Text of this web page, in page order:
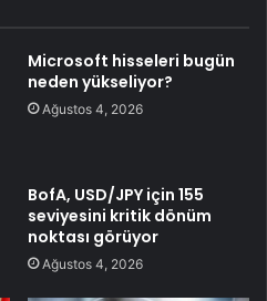
Microsoft hisseleri bugün
neden yükseliyor?
Ağustos 4, 2026
BofA, USD/JPY için 155
seviyesini kritik dönüm
noktası görüyor
Ağustos 4, 2026